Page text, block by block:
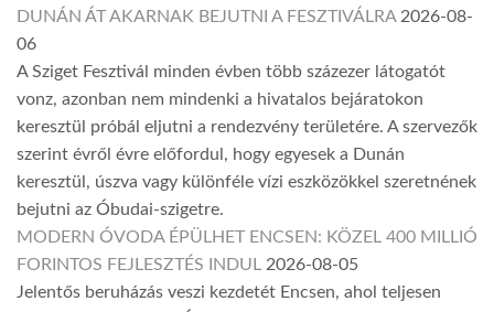
DUNÁN ÁT AKARNAK BEJUTNI A FESZTIVÁLRA 2026-08-
06
A Sziget Fesztivál minden évben több százezer látogatót
vonz, azonban nem mindenki a hivatalos bejáratokon
keresztül próbál eljutni a rendezvény területére. A szervezők
szerint évről évre előfordul, hogy egyesek a Dunán
keresztül, úszva vagy különféle vízi eszközökkel szeretnének
bejutni az Óbudai-szigetre.
MODERN ÓVODA ÉPÜLHET ENCSEN: KÖZEL 400 MILLIÓ
FORINTOS FEJLESZTÉS INDUL 2026-08-05
Jelentős beruházás veszi kezdetét Encsen, ahol teljesen